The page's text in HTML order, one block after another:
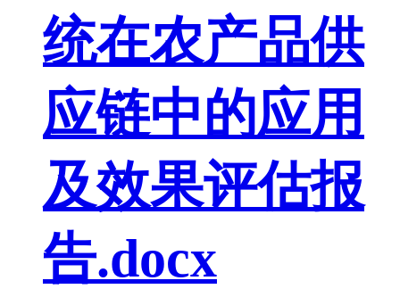
统在农产品供
应链中的应用
及效果评估报
告.docx